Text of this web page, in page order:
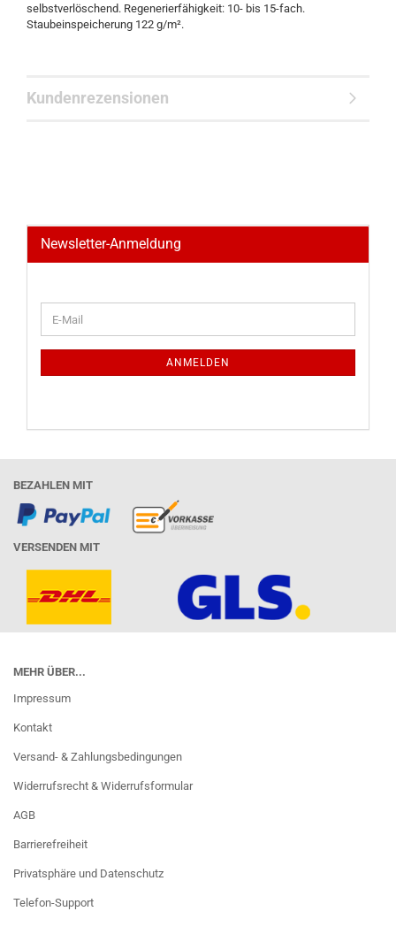
selbstverlöschend. Regenerierfähigkeit: 10- bis 15-fach.
Staubeinspeicherung 122 g/m².
Kundenrezensionen
Newsletter-Anmeldung
ZUR
E-
Mail
ANMELDEN
BEZAHLEN MIT
VERSENDEN MIT
MEHR ÜBER...
Impressum
Kontakt
Versand- & Zahlungsbedingungen
Widerrufsrecht & Widerrufsformular
AGB
Barrierefreiheit
Privatsphäre und Datenschutz
Telefon-Support